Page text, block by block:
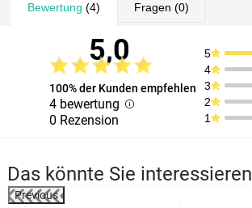
Bewertung (4) Fragen (0)
5,0
100% der Kunden empfehlen
4 bewertung
0 Rezension
5
4
3
2
1
Das könnte Sie interessieren
Previous